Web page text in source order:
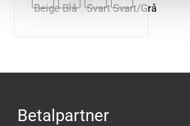
Betalpartner